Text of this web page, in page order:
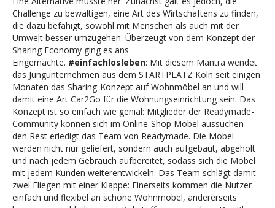
Challenge zu bewältigen, eine Art des Wirtschaftens zu finden,
die dazu befähigt, sowohl mit Menschen als auch mit der
Umwelt besser umzugehen. Überzeugt von dem Konzept der
Sharing Economy ging es ans
Eingemachte. #einfachlosleben: Mit diesem Mantra wendet
das Jungunternehmen aus dem STARTPLATZ Köln seit einigen
Monaten das Sharing-Konzept auf Wohnmöbel an und will
damit eine Art Car2Go für die Wohnungseinrichtung sein. Das
Konzept ist so einfach wie genial: Mitglieder der Readymade-
Community können sich im Online-Shop Möbel aussuchen –
den Rest erledigt das Team von Readymade. Die Möbel
werden nicht nur geliefert, sondern auch aufgebaut, abgeholt
und nach jedem Gebrauch aufbereitet, sodass sich die Möbel
mit jedem Kunden weiterentwickeln. Das Team schlägt damit
zwei Fliegen mit einer Klappe: Einerseits kommen die Nutzer
einfach und flexibel an schöne Wohnmöbel, andererseits